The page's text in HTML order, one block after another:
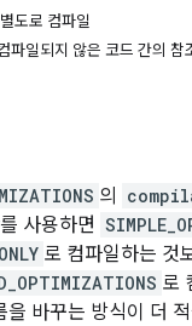
도로 컴파일
파일되지 않은 코드 간의 참
의
사용하면
로 컴파일하는 것
로
을 바꾸는 방식이 더